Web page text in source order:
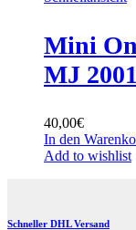
Mini
MJ
40,00€
In den
Add to wishlist
Schneller DHL Versand